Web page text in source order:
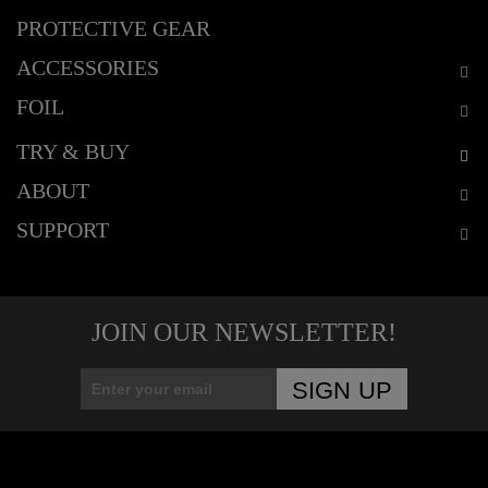
PROTECTIVE GEAR
ACCESSORIES
FOIL
TRY & BUY
ABOUT
SUPPORT
JOIN OUR NEWSLETTER!